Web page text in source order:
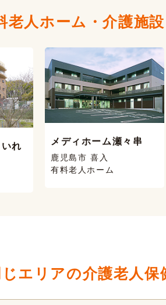
老人ホーム・介護施設
れ メディホーム瀬々串
鹿児島市 喜入
有料老人ホーム
エリアの介護老人保